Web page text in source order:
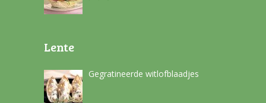
Lente
Gegratineerde witlofblaadjes